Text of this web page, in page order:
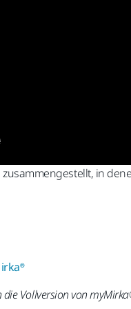
in
die Vollversion von